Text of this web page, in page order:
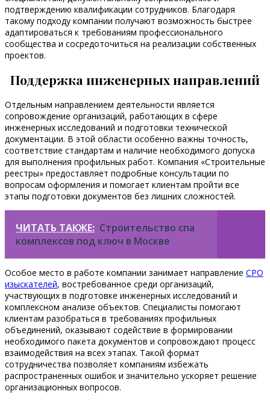
подтверждению квалификации сотрудников. Благодаря
такому подходу компании получают возможность быстрее
адаптироваться к требованиям профессионального
сообщества и сосредоточиться на реализации собственных
проектов.
Поддержка инженерных направлений
Отдельным направлением деятельности является
сопровождение организаций, работающих в сфере
инженерных исследований и подготовки технической
документации. В этой области особенно важны точность,
соответствие стандартам и наличие необходимого допуска
для выполнения профильных работ. Компания «Строительные
реестры» предоставляет подробные консультации по
вопросам оформления и помогает клиентам пройти все
этапы подготовки документов без лишних сложностей.
ЧИТАТЬ ТАКЖЕ: Строительство спа
комплексов под ключ в Москве
Особое место в работе компании занимает направление СРО
изыскателей, востребованное среди организаций,
участвующих в подготовке инженерных исследований и
комплексном анализе объектов. Специалисты помогают
клиентам разобраться в требованиях профильных
объединений, оказывают содействие в формировании
необходимого пакета документов и сопровождают процесс
взаимодействия на всех этапах. Такой формат
сотрудничества позволяет компаниям избежать
распространенных ошибок и значительно ускоряет решение
организационных вопросов.